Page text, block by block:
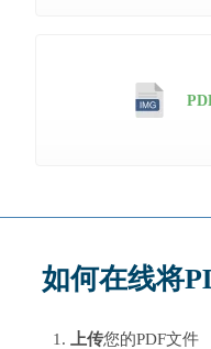
如何在线将
上传您的PDF文件